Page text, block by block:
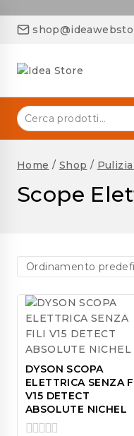
Home / Shop /
Scope
DYSON SCOPA
ELETTRICA SENZA
V15 DETECT
ABSOLUTE NICHEL